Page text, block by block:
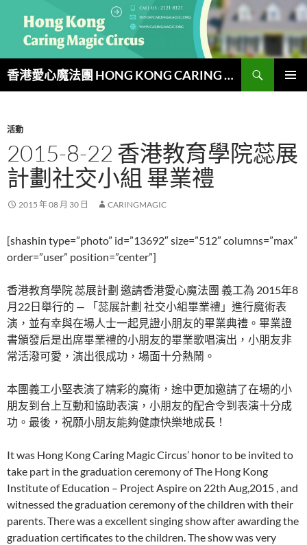
要
內
容
香港愛心魔法團 HONG KONG CARING MAGIC CIRCUS
搜
尋
活動
2015-8-22 香港教育學院蕊展
計劃社交小組 畢業禮
2015 年 08 月 30 日 CARINGMAGIC
[shashin type=”photo” id=”13692″ size=”512″ columns=”max”
order=”user” position=”center”]
香港教育學院 蕊展計劃 邀請香港愛心魔法團 義工為 2015年8
月22日舉行的 — 「蕊展計劃 社交小組畢業禮」進行魔術表
演，並有幸與在場人士一起見證小朋友的畢業典禮。畢業證
書頒發后是出席畢業禮的小朋友的畢業歌唱演出，小朋友非
常活潑可愛，演出很成功，場面十分熱鬧。
本團義工小堅表演了精彩的魔術，途中更加邀請了在場的小
朋友到台上互動和協助表演，小朋友的配合令到表演十分成
功。最後，祝願小朋友能夠健康快樂地成長！
It was Hong Kong Caring Magic Circus’ honor to be invited to
take part in the graduation ceremony of The Hong Kong
Institute of Education – Project Aspire on 22th Aug,2015 , and
witnessed the graduation ceremony of the children with their
parents. There was a excellent singing show after awarding the
graduation certificates to the children. The show was very